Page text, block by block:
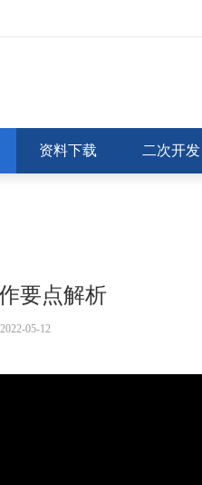
资料下载 二次开发
要点解析
05-12